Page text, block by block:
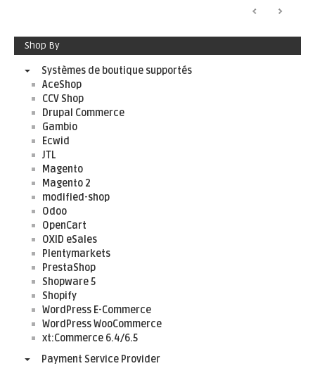
Shop By
Systèmes de boutique supportés
AceShop
CCV Shop
Drupal Commerce
Gambio
Ecwid
JTL
Magento
Magento 2
modified-shop
Odoo
OpenCart
OXID eSales
Plentymarkets
PrestaShop
Shopware 5
Shopify
WordPress E-Commerce
WordPress WooCommerce
xt:Commerce 6.4/6.5
Payment Service Provider